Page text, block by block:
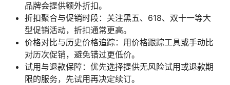
品牌会提供额外折扣。
折扣聚合与促销时段：关注黑五、618、双十一等大
型促销活动，折扣通常更高。
价格对比与历史价格追踪：用价格跟踪工具或手动比
对历次促销，避免错过更低价。
试用与退款保障：优先选择提供无风险试用或退款期
限的服务，先试用再决定续订。